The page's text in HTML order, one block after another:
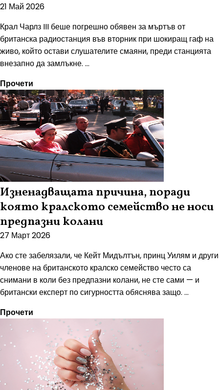
21 Май 2026
Крал Чарлз III беше погрешно обявен за мъртъв от
британска радиостанция във вторник при шокиращ гаф на
живо, който остави слушателите смаяни, преди станцията
внезапно да замлъкне. ...
Прочети
Изненадващата причина, поради
която кралското семейство не носи
предпазни колани
27 Март 2026
Ако сте забелязали, че Кейт Мидълтън, принц Уилям и други
членове на британското кралско семейство често са
снимани в коли без предпазни колани, не сте сами — и
британски експерт по сигурността обяснява защо. ...
Прочети